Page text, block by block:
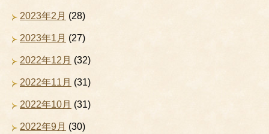
2023年2月 (28)
2023年1月 (27)
2022年12月 (32)
2022年11月 (31)
2022年10月 (31)
2022年9月 (30)